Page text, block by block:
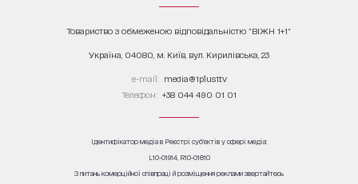
Товариство з обмеженою відповідальністю "ВІЖН 1+1"
Україна, 04080, м. Київ, вул. Кирилівська, 23
е-mail: media@1plus1.tv
Телефон: +38 044 490 01 01
Ідентифікатор медіа в Реєстрі суб’єктів у сфері медіа:
L10-01914, R10-01810
З питань комерційної співпраці й розміщення реклами звертайтесь